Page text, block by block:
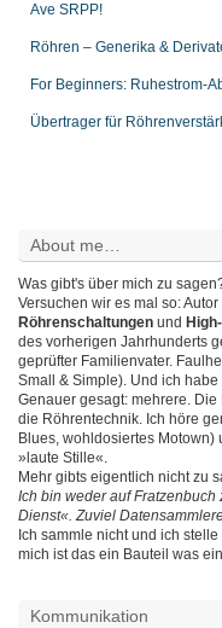
Ave SRPP!
Röhren – Generika &
For Beginners: Ruhestrom-
Übertrager für
About me…
Was gibt's über mich zu
Versuchen wir es mal so:
Röhrenschaltungen und
des vorherigen Jahrhunderts
geprüfter Familienvater.
Small & Simple). Und ich
Genauer gesagt: mehrere.
die Röhrentechnik. Ich höre
Blues, wohldosiertes
»laute Stille«.
Mehr gibts eigentlich nicht zu
Ich bin weder auf
Dienst«. Zuviel
Ich sammle nicht und ich
mich ist das ein Bauteil was
Kommunikation